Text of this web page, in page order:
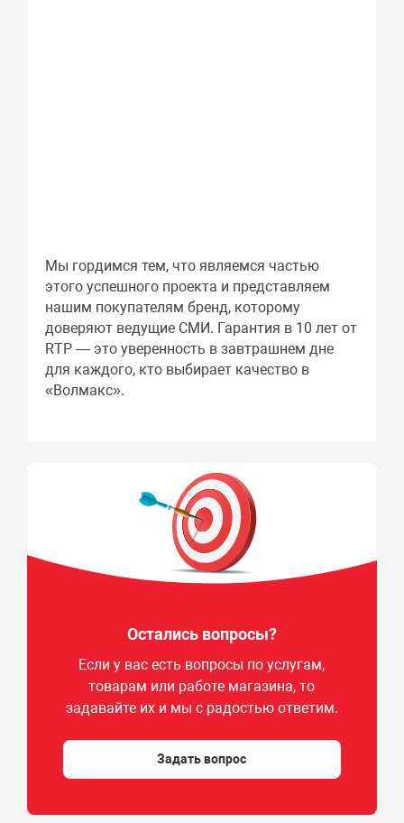
Мы гордимся тем, что являемся частью
этого успешного проекта и представляем
нашим покупателям бренд, которому
доверяют ведущие СМИ. Гарантия в 10 лет от
RTP — это уверенность в завтрашнем дне
для каждого, кто выбирает качество в
«Волмакс».
Остались вопросы?
Если у вас есть вопросы по услугам,
товарам или работе магазина, то
задавайте их и мы с радостью ответим.
Задать вопрос